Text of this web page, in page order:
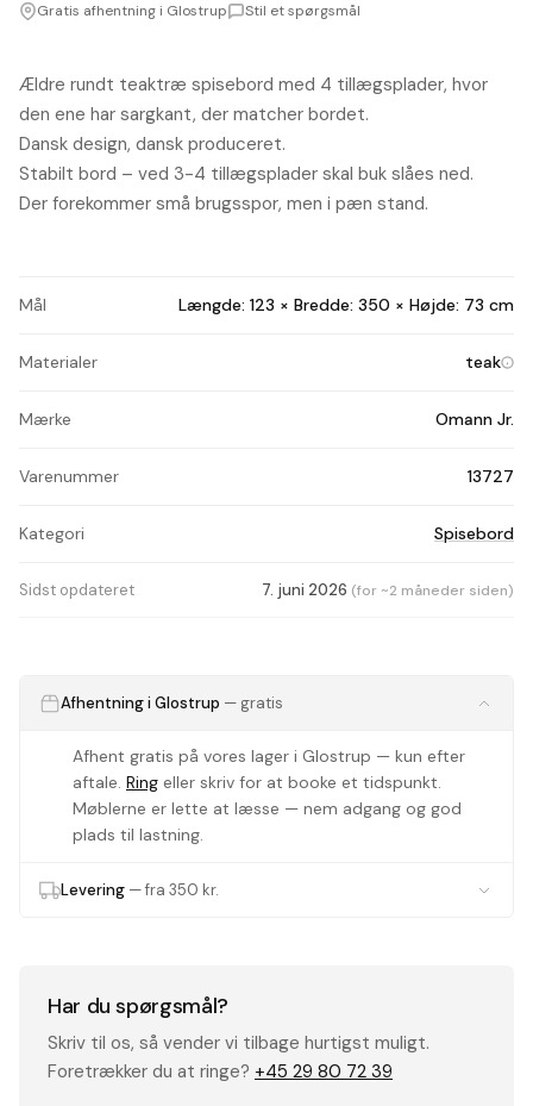
Ældre rundt teaktræ spisebord med 4 tillægsplader, hvor
den ene har sargkant, der matcher bordet.
Dansk design, dansk produceret.
Stabilt bord – ved 3-4 tillægsplader skal buk slåes ned.
Der forekommer små brugsspor, men i pæn stand.
Mål Længde: 123 × Bredde: 350 × Højde: 73 cm
Materialer teak
Mærke Omann Jr.
Varenummer 13727
Kategori Spisebord
Sidst opdateret 7. juni 2026 (for ~2 måneder siden)
Gratis afhentning i Glostrup
Stil et spørgsmål
Afhentning i Glostrup — gratis
Afhent gratis på vores lager i Glostrup — kun efter
aftale. Ring eller skriv for at booke et tidspunkt.
Møblerne er lette at læsse — nem adgang og god
plads til lastning.
Levering — fra 350 kr.
Har du spørgsmål?
Skriv til os, så vender vi tilbage hurtigst muligt.
Foretrækker du at ringe? +45 29 80 72 39